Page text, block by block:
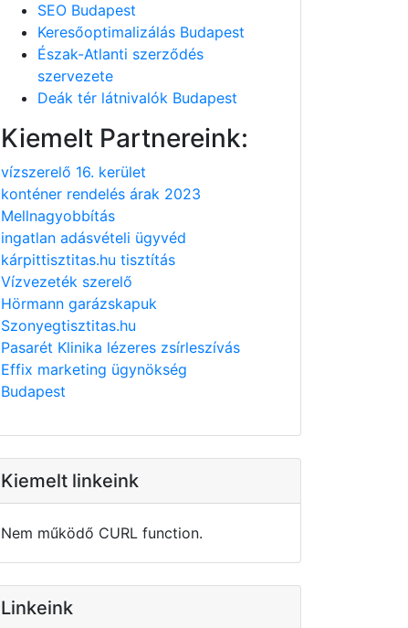
SEO Budapest
Keresőoptimalizálás Budapest
Észak-Atlanti szerződés
szervezete
Deák tér látnivalók Budapest
Kiemelt Partnereink:
vízszerelő 16. kerület
konténer rendelés árak 2023
Mellnagyobbítás
ingatlan adásvételi ügyvéd
kárpittisztitas.hu tisztítás
Vízvezeték szerelő
Hörmann garázskapuk
Szonyegtisztitas.hu
Pasarét Klinika lézeres zsírleszívás
Effix marketing ügynökség
Budapest
Kiemelt linkeink
Nem működő CURL function.
Linkeink